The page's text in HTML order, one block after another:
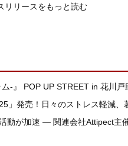
リリースをもっと読む
-』 POP UP STREET in 花川戸
」発売！日々のストレス軽減、
動が加速 ― 関連会社Attipect主